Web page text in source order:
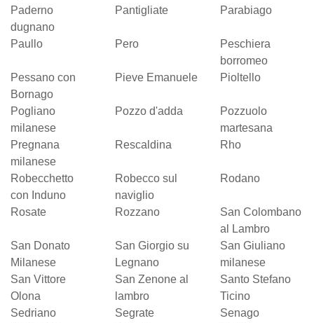
Paderno
dugnano
Pantigliate Parabiago
Paullo Pero
Peschiera
borromeo
Pessano con
Bornago
Pieve Emanuele Pioltello
Pogliano
milanese
Pozzo d'adda
Pozzuolo
martesana
Pregnana
milanese
Rescaldina Rho
Robecchetto
con Induno
Robecco sul
naviglio
Rodano
Rosate Rozzano
San Colombano
al Lambro
San Donato
Milanese
San Giorgio su
Legnano
San Giuliano
milanese
San Vittore
Olona
San Zenone al
lambro
Santo Stefano
Ticino
Sedriano
Segrate
Senago